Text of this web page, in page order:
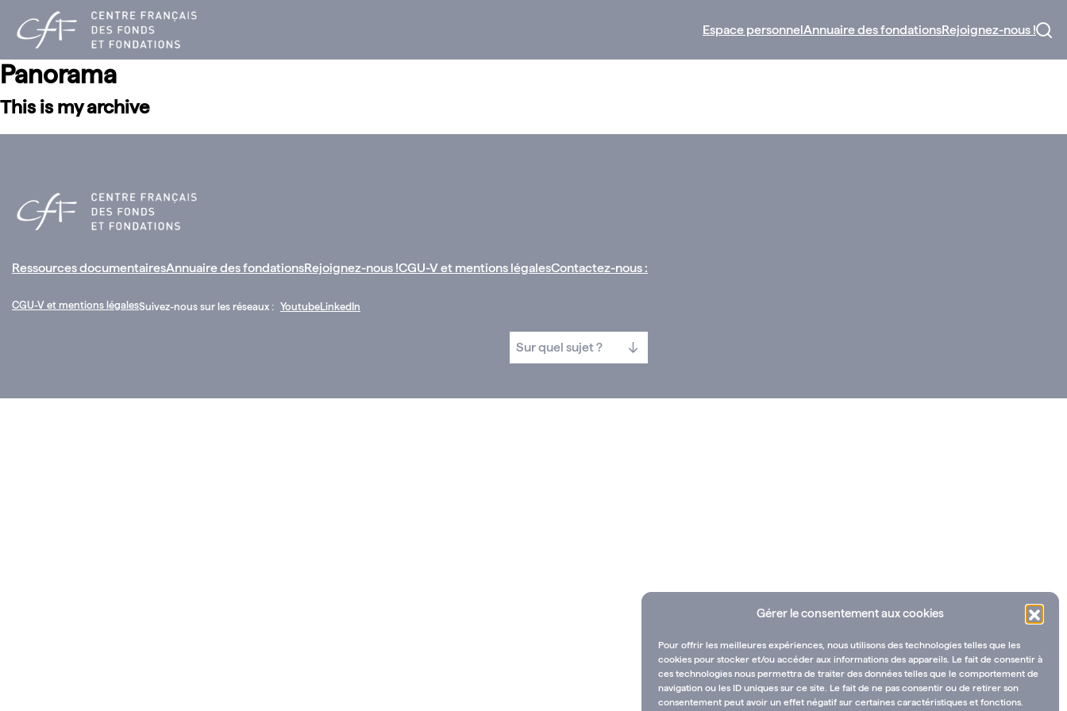
Gérer le consentement aux cookies
Pour offrir les meilleures expériences, nous utilisons des technologies telles que les
cookies pour stocker et/ou accéder aux informations des appareils. Le fait de consentir à
ces technologies nous permettra de traiter des données telles que le comportement de
navigation ou les ID uniques sur ce site. Le fait de ne pas consentir ou de retirer son
consentement peut avoir un effet négatif sur certaines caractéristiques et fonctions.
contenu
Espace personnelAnnuaire des fondationsRejoignez-nous !
Panorama
This is my archive
Ressources documentairesAnnuaire des fondationsRejoignez-nous !CGU-V et mentions légalesContactez-nous :
CGU-V et mentions légalesSuivez-nous sur les réseaux : YoutubeLinkedIn